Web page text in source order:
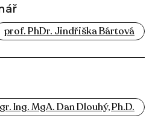
prof. PhDr. Jindřiška Bártová
Ing. MgA. Dan Dlouhý, Ph.D.